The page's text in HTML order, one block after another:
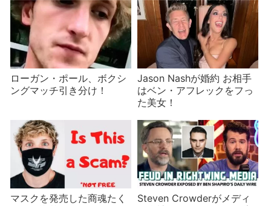
ローガン・ポール、ボクシ
ングマッチ引き分け！
Jason Nashが婚約 お相手
はベン・アフレックをフっ
た美女！
マスクを発売した商魂たく
Steven Crowderがメディ